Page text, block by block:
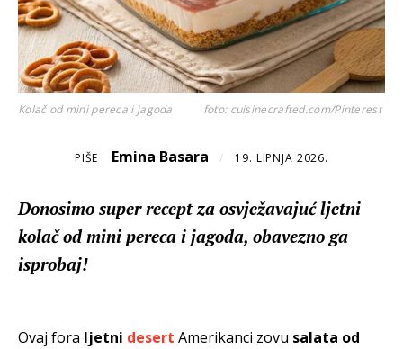
Kolač od mini pereca i jagoda foto: cuisinecrafted.com/Pinterest
PIŠE Emina Basara / 19. LIPNJA 2026.
Donosimo super recept za osvježavajuć ljetni
kolač od mini pereca i jagoda, obavezno ga
isprobaj!
Ovaj fora ljetni desert Amerikanci zovu salata od